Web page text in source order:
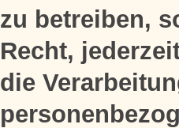
zu betreiben,
Recht,
die